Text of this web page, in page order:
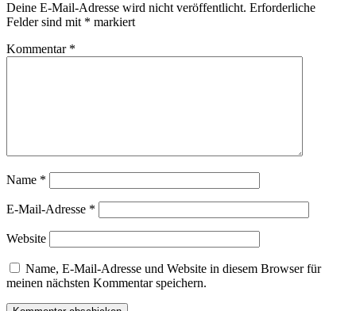
Deine E-Mail-Adresse wird nicht veröffentlicht. Erforderliche
Felder sind mit * markiert
Kommentar *
Name *
E-Mail-Adresse *
Website
Name, E-Mail-Adresse und Website in diesem Browser für
meinen nächsten Kommentar speichern.